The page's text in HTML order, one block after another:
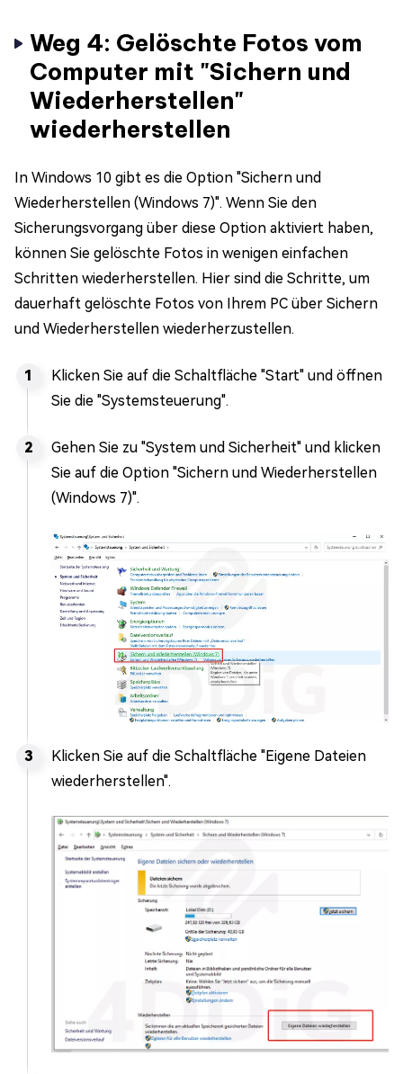
Weg 4: Gelöschte Fotos vom
Computer mit "Sichern und
Wiederherstellen"
wiederherstellen
In Windows 10 gibt es die Option "Sichern und
Wiederherstellen (Windows 7)". Wenn Sie den
Sicherungsvorgang über diese Option aktiviert haben,
können Sie gelöschte Fotos in wenigen einfachen
Schritten wiederherstellen. Hier sind die Schritte, um
dauerhaft gelöschte Fotos von Ihrem PC über Sichern
und Wiederherstellen wiederherzustellen.
Klicken Sie auf die Schaltfläche "Start" und öffnen
Sie die "Systemsteuerung".
Gehen Sie zu "System und Sicherheit" und klicken
Sie auf die Option "Sichern und Wiederherstellen
(Windows 7)".
Klicken Sie auf die Schaltfläche "Eigene Dateien
wiederherstellen".